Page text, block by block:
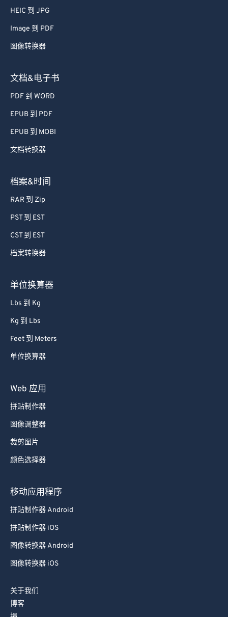
HEIC 到 JPG
Image 到 PDF
图像转换器
文档&电子书
PDF 到 WORD
EPUB 到 PDF
EPUB 到 MOBI
文档转换器
档案&时间
RAR 到 Zip
PST 到 EST
CST 到 EST
档案转换器
单位换算器
Lbs 到 Kg
Kg 到 Lbs
Feet 到 Meters
单位换算器
Web 应用
拼贴制作器
图像调整器
裁剪图片
颜色选择器
移动应用程序
拼贴制作器 Android
拼贴制作器 iOS
图像转换器 Android
图像转换器 iOS
关于我们
博客